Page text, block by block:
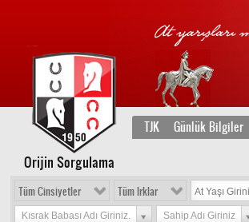
TJK Günlük Bilgiler
Orijin Sorgulama
Tüm Cinsiyetler Tüm Irklar
Kısrak Babası Adı Giriniz. Sahip Adı Giriniz